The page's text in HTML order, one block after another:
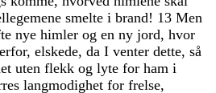
smelte i brand! 13 Men
nye himler og en ny jord, hvor
, elskede, da I venter dette, så
uten flekk og lyte for ham i
langmodighet for frelse,